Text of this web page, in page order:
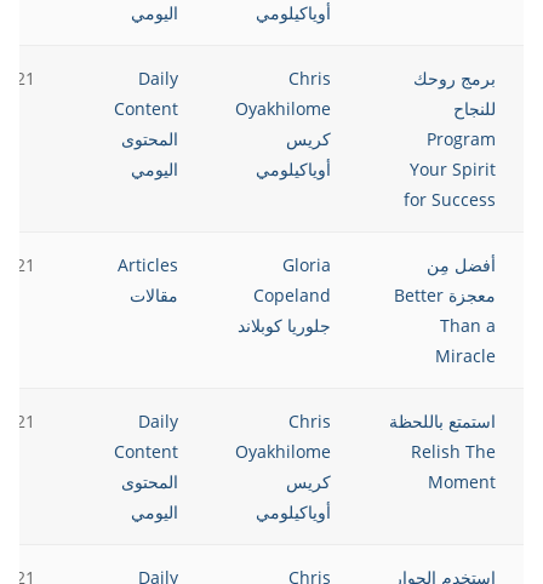
أوياكيلومي
اليومي
برمج روحك
للنجاح
Program
Your Spirit
for Success
Chris
Oyakhilome
كريس
أوياكيلومي
Daily
Content
المحتوى
اليومي
أفضل مِن
معجزة Better
Than a
Miracle
Gloria
Copeland
جلوريا كوبلاند
Articles
مقالات
استمتع باللحظة
Relish The
Moment
Chris
Oyakhilome
كريس
أوياكيلومي
Daily
Content
المحتوى
اليومي
استخدم الحوار Chris
Daily